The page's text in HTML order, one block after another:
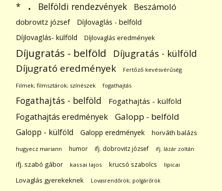
* . Belföldi rendezvények Beszámoló
dobrovitz józsef
Díjlovaglás - belföld
Díjlovaglás- külföld
Díjlovaglás eredmények
Díjugratás - belföld Díjugratás - külföld
Díjugrató eredmények Fertőző kevésvérűség
Filmek; filmsztárok; színészek fogathajtás
Fogathajtás - belföld Fogathajtás - külföld
Fogathajtás eredmények Galopp - belföld
Galopp - külföld Galopp eredmények horváth balázs
hugyecz mariann humor ifj. dobrovitz józsef ifj. lázár zoltán
ifj. szabó gábor kassai lajos krucsó szabolcs lipicai
Lovaglás gyerekeknek Lovasrendőrök; polgárőrök